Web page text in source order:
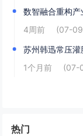
数智融合重构
4周前
(07-
苏州韩迅常压灌
1个月前
(07-
热门